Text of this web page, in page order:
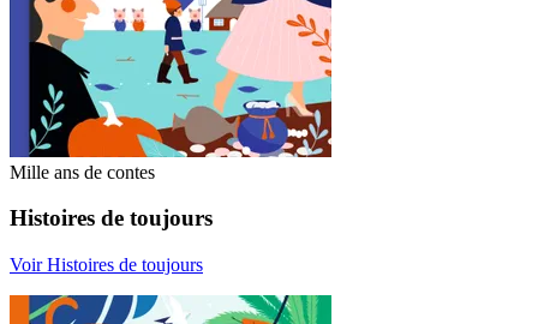
Mille ans de contes
Histoires de toujours
Voir Histoires de toujours